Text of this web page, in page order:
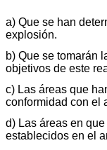
a) Que se han
explosión.
b) Que se tomarán
objetivos de este
c) Las áreas que
conformidad con el
d) Las áreas en
establecidos en el